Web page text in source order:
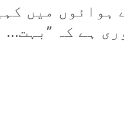
ہوائوں میں
ہے کہ ’’بہت...